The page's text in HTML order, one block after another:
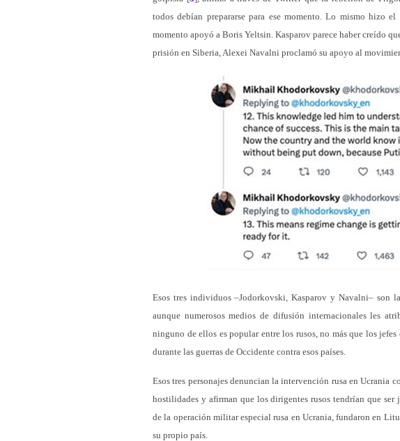
todos debían prepararse para ese momento. Lo mismo hizo
momento apoyó a Boris Yeltsin. Kasparov parece haber creído
prisión en Siberia, Alexei Navalni proclamó su apoyo al
Esos tres individuos –Jodorkovski, Kasparov y Navalni– son
aunque numerosos medios de difusión internacionales les
ninguno de ellos es popular entre los rusos, no más que los
durante las guerras de Occidente contra esos países.
Esos tres personajes denuncian la intervención rusa en Ucrania
hostilidades y afirman que los dirigentes rusos tendrían que
de la operación militar especial rusa en Ucrania, fundaron en
su propio país.